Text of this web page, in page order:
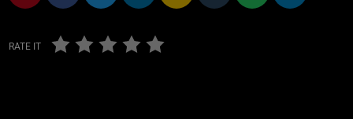
RATE IT